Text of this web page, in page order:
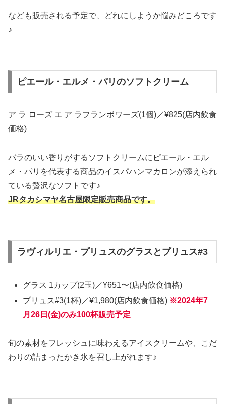
なども販売される予定で、どれにしようか悩みどころです
♪
ピエール・エルメ・パリのソフトクリーム
ア ラ ローズ エ ア ラフランボワーズ(1個)／¥825(店内飲食
価格)
バラのいい香りがするソフトクリームにピエール・エル
メ・パリを代表する商品のイスパハンマカロンが添えられ
ている贅沢なソフトです♪
JRタカシマヤ名古屋限定販売商品です。
ラヴィルリエ・プリュスのグラスとプリュス#3
グラス 1カップ(2玉)／¥651〜(店内飲食価格)
プリュス#3(1杯)／¥1,980(店内飲食価格) ※2024年7
月26日(金)のみ100杯販売予定
旬の素材をフレッシュに味わえるアイスクリームや、こだ
わりの詰まったかき氷を召し上がれます♪